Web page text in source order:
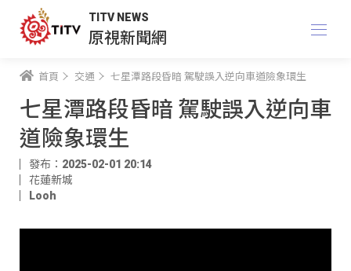
TITV NEWS
原視新聞網
首頁 交通 七星潭路段昏暗 駕駛誤入逆向車道險象環生
七星潭路段昏暗 駕駛誤入逆向車
道險象環生
發布：2025-02-01 20:14
花蓮新城
Looh